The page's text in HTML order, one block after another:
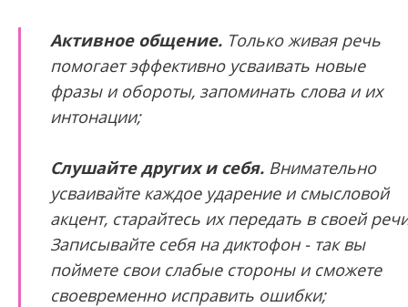
Активное общение. Только живая речь
помогает эффективно усваивать новые
фразы и обороты, запоминать слова и их
интонации;
Слушайте других и себя. Внимательно
усваивайте каждое ударение и смысловой
акцент, старайтесь их передать в своей
Записывайте себя на диктофон - так вы
поймете свои слабые стороны и сможете
своевременно исправить ошибки;